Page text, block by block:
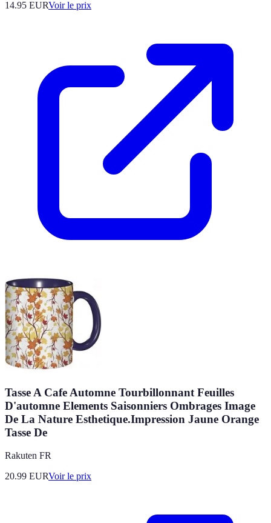
14.95 EURVoir le prix
Tasse A Cafe Automne Tourbillonnant Feuilles
D'automne Elements Saisonniers Ombrages Image
De La Nature Esthetique.Impression Jaune Orange
Tasse De
Rakuten FR
20.99 EURVoir le prix